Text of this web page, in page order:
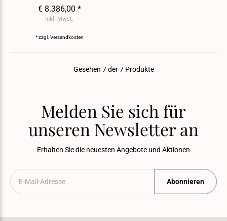
€ 8.386,00 *
Inkl. MwSt.
* zzgl. Versandkosten
Gesehen 7 der 7 Produkte
Melden Sie sich für
unseren Newsletter an
Erhalten Sie die neuesten Angebote und Aktionen
Abonnieren